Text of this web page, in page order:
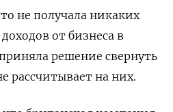
не получала никаких
от бизнеса в
решение свернуть
рассчитывает на них.